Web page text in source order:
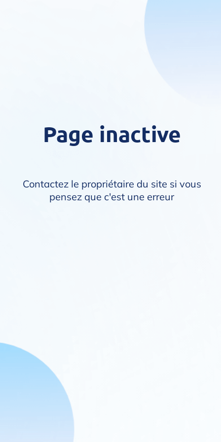
Page inactive
Contactez le propriétaire du site si vous
pensez que c'est une erreur